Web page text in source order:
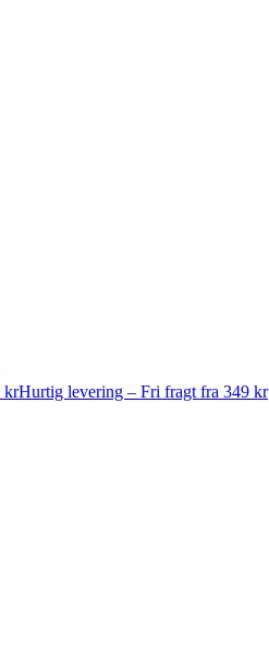
Hurtig levering – Fri fragt fra 349 kr